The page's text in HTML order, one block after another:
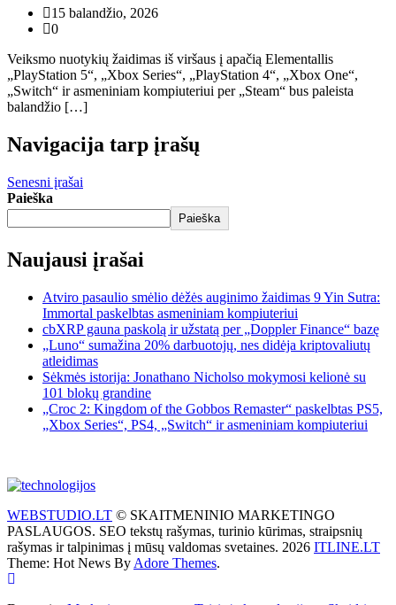
15 balandžio, 2026
0
Veiksmo nuotykių žaidimas iš viršaus į apačią Elementallis
„PlayStation 5“, „Xbox Series“, „PlayStation 4“, „Xbox One“,
„Switch“ ir asmeniniam kompiuteriui per „Steam“ bus paleista
balandžio […]
Navigacija tarp įrašų
Senesni įrašai
Paieška
Paieška
Naujausi įrašai
Atviro pasaulio smėlio dėžės auginimo žaidimas 9 Yin Sutra:
Immortal paskelbtas asmeniniam kompiuteriui
cbXRP gauna paskolą ir užstatą per „Doppler Finance“ bazę
„Luno“ sumažina 20% darbuotojų, nes didėja kriptovaliutų
atleidimas
Sėkmės istorija: Jonathano Nicholso mokymosi kelionė su
101 blokų grandine
„Croc 2: Kingdom of the Gobbos Remaster“ paskelbtas PS5,
„Xbox Series“, PS4, „Switch“ ir asmeniniam kompiuteriui
WEBSTUDIO.LT © SKAITMENINIO MARKETINGO
PASLAUGOS. SEO tekstų rašymas, turinio kūrimas, straipsnių
rašymas ir talpinimas į mūsų valdomas svetaines. 2026 ITLINE.LT
Theme: Hot News By Adore Themes.